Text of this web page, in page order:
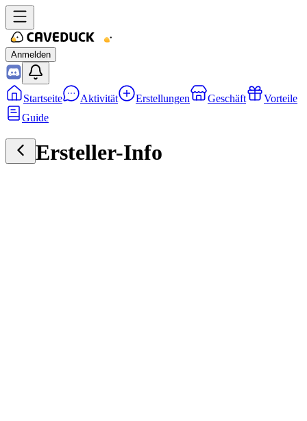
Anmelden
Startseite Aktivität Erstellungen Geschäft
Vorteile
Guide
Ersteller-Info